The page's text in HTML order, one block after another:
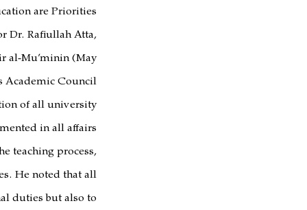
are Priorities.
Dr. Rafiullah Atta,
al-Mu’minin (May
Council.
of all university
in all affairs.
teaching process,
He noted that all
duties but also to